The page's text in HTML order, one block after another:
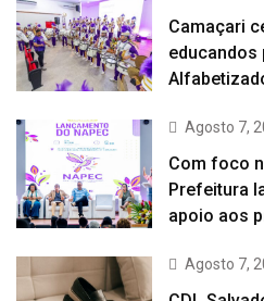
Camaçari
educandos
Agosto 7,
Com foco
Prefeitura
apoio aos
Agosto 7,